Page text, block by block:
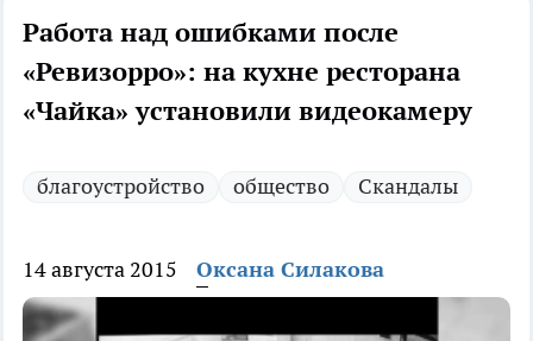
Работа над ошибками после
«Ревизорро»: на кухне ресторана
«Чайка» установили видеокамеру
благоустройство общество Скандалы
14 августа 2015 Оксана Силакова